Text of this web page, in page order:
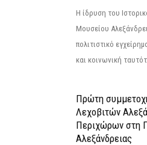
Η ίδρυση του
Μουσείου
πολιτιστικό
και κοινωνική
Πρώτη
Λεχοβιτών
Περιχώρων στη
Αλεξάνδρειας